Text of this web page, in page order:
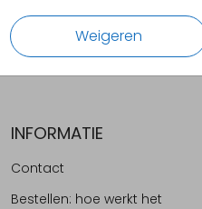
Weigeren
INFORMATIE
Contact
Bestellen: hoe werkt het